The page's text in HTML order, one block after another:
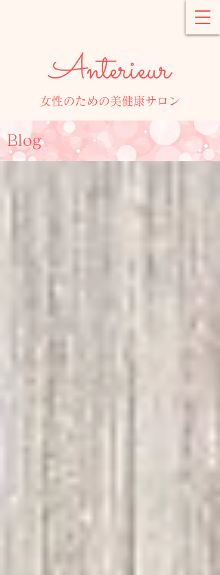
Anterieur
女性のための美健康サロン
ブログ
Blog